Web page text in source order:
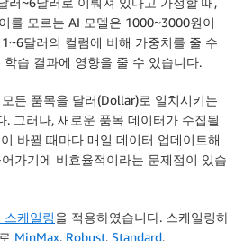
를 모르는 AI 모델은 1000~3000원이
달러의 컬럼에 비해 가중치를 줄 수
습 결과에 영향을 줄 수 있습니다.
든 품목을 달러(Dollar)로 일치시키는
. 그러나, 새로운 품목 데이터가 수집될
바뀔 때마다 매일 데이터 업데이트해
가기에 비효율적이라는 문제점이 있습
스케일링을 적용하였습니다. 스케일링하
MinMax, Robust, Standard,